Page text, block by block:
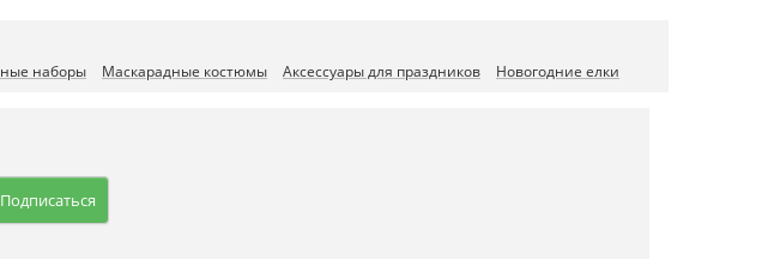
наборы Маскарадные костюмы Аксессуары для праздников Новогодние елки
Подписаться